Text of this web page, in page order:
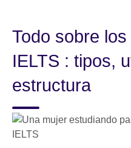
language
Todo sobre
IELTS : tipos,
estructura